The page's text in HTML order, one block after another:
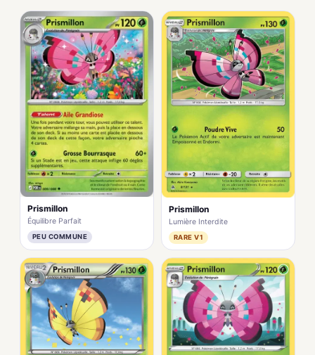
Prismillon
Équilibre Parfait
PEU COMMUNE
Prismillon
Lumière Interdite
RARE V1